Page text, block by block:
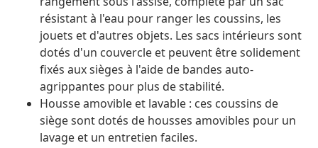
résistant à l'eau pour ranger les coussins, les
jouets et d'autres objets. Les sacs intérieurs sont
dotés d'un couvercle et peuvent être solidement
fixés aux sièges à l'aide de bandes auto-
agrippantes pour plus de stabilité.
Housse amovible et lavable : ces coussins de
siège sont dotés de housses amovibles pour un
lavage et un entretien faciles.